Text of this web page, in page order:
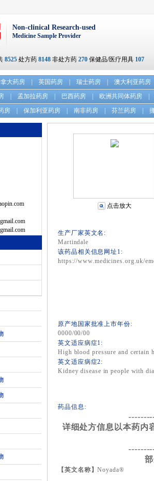
Non-clinical Research-used
Medicine Sample Provider
8525 处方药 8148 非处方药 270 保健品/医疗用具 107
大药房 英国药房 瑞士药房 澳大利亚药房
孟加拉药房 巴西药房 欧洲共同体药房
房 保加利亚药房 南非药房 芬兰药房
点击放大
生产厂家英文名:
Martindale
该药品相关信息网址1:
https://www.medicines.org.uk/
原产地国家批准上市年份:
0000/00/00
英文适应病症1:
High blood pressure and certain
英文适应病症2:
Kidney disease in people with
药品信息:
详细处方信息以本药内
【英文名称】Noyada®